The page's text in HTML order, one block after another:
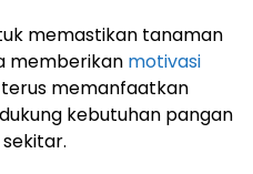
memastikan tanaman
memberikan motivasi
memanfaatkan
kebutuhan pangan